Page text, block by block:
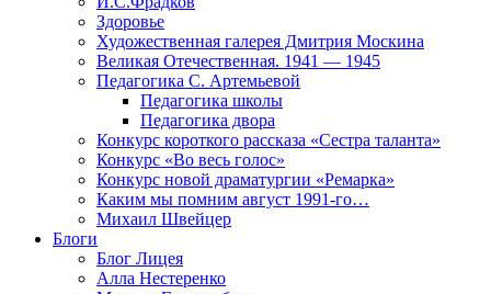
Здоровье
Художественная галерея Дмитрия Москина
Великая Отечественная. 1941 — 1945
Педагогика С. Артемьевой
Педагогика школы
Педагогика двора
Конкурс короткого рассказа «Сестра таланта»
Конкурс «Во весь голос»
Конкурс новой драматургии «Ремарка»
Каким мы помним август 1991-го…
Михаил Швейцер
Блоги
Блог Лицея
Алла Нестеренко